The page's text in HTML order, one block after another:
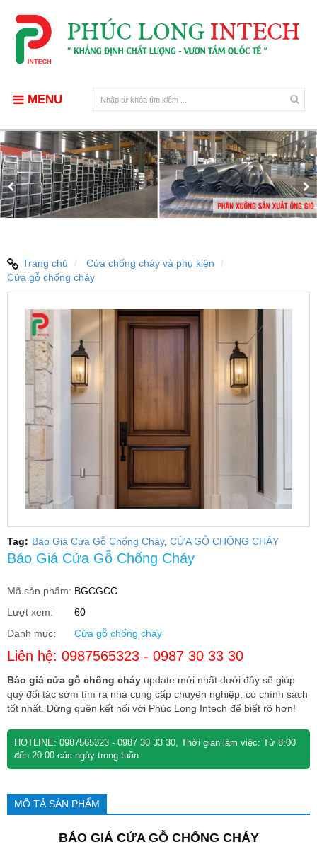
MENU
Trang chủ
Cửa chống cháy và phụ kiện
Cửa gỗ chống cháy
Tag: Báo Giá Cửa Gỗ Chống Cháy CỬA GỖ CHỐNG CHÁY
Báo Giá Cửa Gỗ Chống Cháy
Mã sản phẩm: BGCGCC
Lượt xem:
60
Danh mục:
Cửa gỗ chống cháy
Liên hệ: 0987565323 - 0987 30 33 30
Báo giá cửa gỗ chống cháy update mới nhất dưới đây sẽ giúp
quý đối tác sớm tìm ra nhà cung cấp chuyên nghiệp, có chính sách
tốt nhất. Đừng quên kết nối với Phúc Long Intech để biết rõ hơn!
HOTLINE: 0987565323 - 0987 30 33 30, Thời gian làm việc: Từ 8:00
đến 20:00 các ngày trong tuần
MÔ TẢ SẢN PHẨM
BÁO GIÁ CỬA GỖ CHỐNG CHÁY